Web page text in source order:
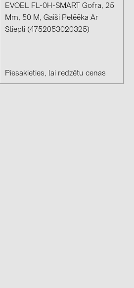
Solinteg (4)
Trina Solar (6)
EVOEL FL-0H-SMART Gofra, 25
Mm, 50 M, Gaiši Pelēēka Ar
Stiepli (4752053020325)
Piesakieties, lai redzētu cenas